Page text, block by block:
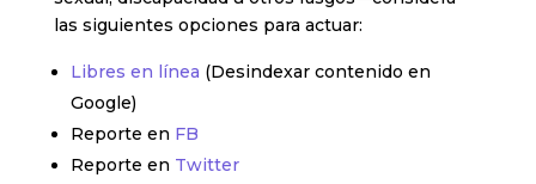
las siguientes opciones para actuar:
Libres en línea (Desindexar contenido en
Google)
Reporte en FB
Reporte en Twitter